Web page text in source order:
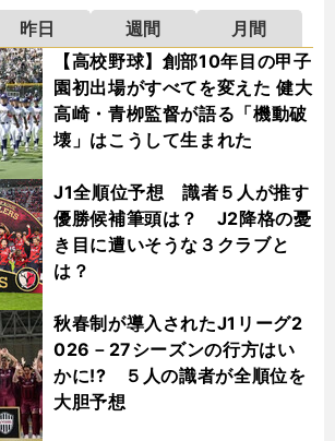
昨日 週間
月間
【高校野球】創部10年目の甲子
園初出場がすべてを変えた 健大
高崎・青栁監督が語る「機動破
壊」はこうして生まれた
J1全順位予想 識者５人が推す
優勝候補筆頭は？ J2降格の憂
き目に遭いそうな３クラブと
は？
秋春制が導入されたJ1リーグ2
026－27シーズンの行方はい
かに!? ５人の識者が全順位を
大胆予想